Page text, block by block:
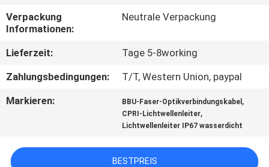
TRETEN
SIE
MIT
UNS
IN
NACHRICHTEN
Verpackung
Informationen:
Neutrale Verpackung
Lieferzeit:
Tage 5-8working
Zahlungsbedingungen:
T/T, Western Union, paypal
Markieren:
BBU-Faser-Optikverbindungskabel ,
CPRI-Lichtwellenleiter,
Lichtwellenleiter IP67 wasserdicht
BESTPREIS